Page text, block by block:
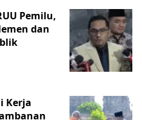
Pemilu,
dan
Kerja